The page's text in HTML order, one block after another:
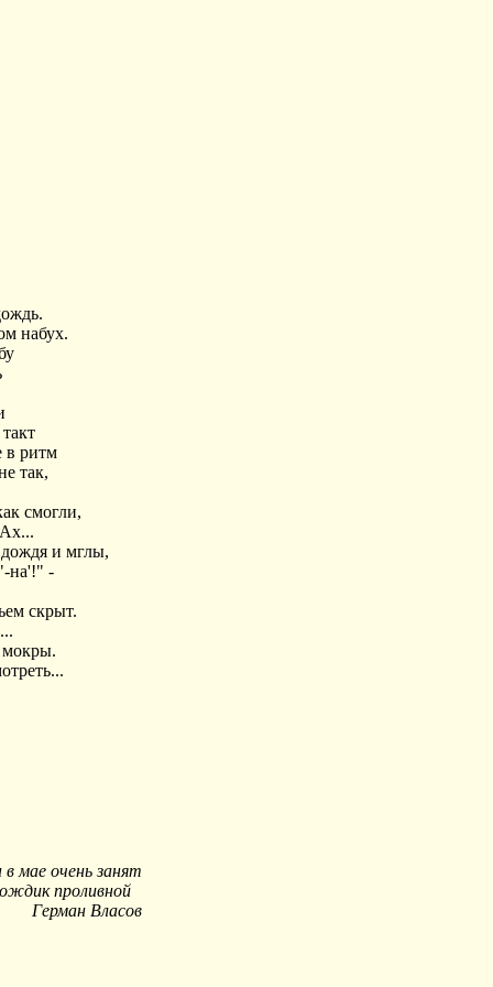
набух.
в ритм
так,
смогли,
и мглы,
на'!" -
скрыт.
мокры.
мае очень занят
проливной
Герман Власов